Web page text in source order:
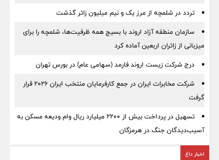
تردد در شلمچه از مرز یک و نیم میلیون زائر گذشت
سازمان منطقه آزاد اروند با بسیج همه ظرفیت‌ها، شلمچه را برای
میزبانی از زائران اربعین آماده کرد
درج شرکت زیست اروند فارمد (سهامی عام) در بورس تهران
شرکت مخابرات ایران در جمع کارفرمایان منتخب ایران ۲۰۲۶ قرار
گرفت
تسهیل در پرداخت بیش از ۲۲۰۰ میلیارد ریال وام ودیعه مسکن به
آسیب‌دیدگان جنگ در هرمزگان
اخبار داغ